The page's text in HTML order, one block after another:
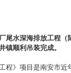
尾水深海排放工程（
镇顺利吊装完成。
程》项目是南安市